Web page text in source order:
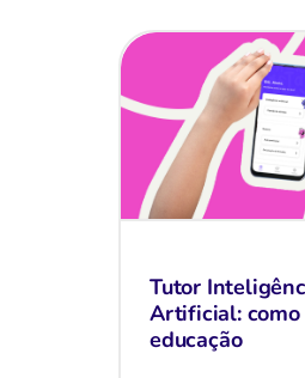
Tutor
Artificial:
educação